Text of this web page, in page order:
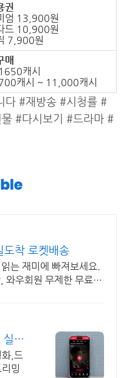
권
엄 13,900원
드 10,900원
7,900원
매
캐시
캐시 ~ 11,000캐시
다 #재방송 #시청률 #
#다시보기 #드라마 #
도착 로켓배송
는 재미에 빠져보세요.
와우회원 무제한 무료배
시
,드
밍